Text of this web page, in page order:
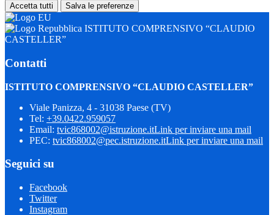
Accetta tutti Salva le preferenze
ISTITUTO COMPRENSIVO “CLAUDIO
CASTELLER”
Contatti
ISTITUTO COMPRENSIVO “CLAUDIO CASTELLER”
Viale Panizza, 4 - 31038 Paese (TV)
Tel: +39.0422.959057
Email: tvic868002@istruzione.itLink per inviare una mail
PEC: tvic868002@pec.istruzione.itLink per inviare una mail
Seguici su
Facebook
Twitter
Instagram